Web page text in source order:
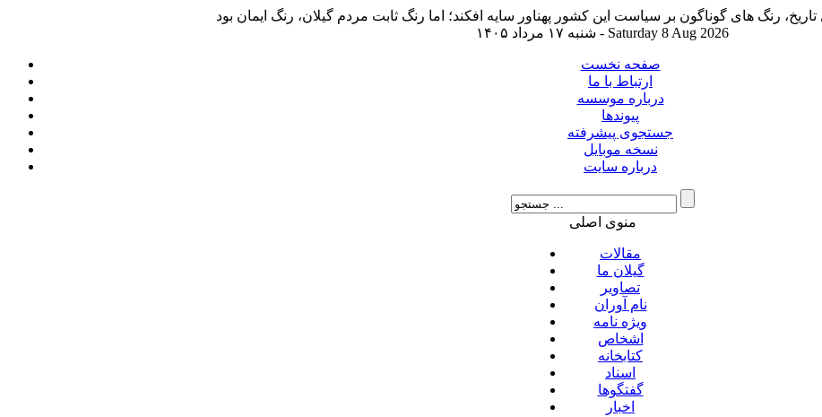
شنبه ۱۷ مرداد ۱۴۰۵ - Saturday 8 Aug 2026
صفحه نخست
ارتباط با ما
درباره موسسه
پیوندها
جستجوی پیشرفته
نسخه موبایل
درباره سایت
منوی اصلی
مقالات
گیلان ما
تصاویر
نام آوران
ویژه نامه
اشخاص
کتابخانه
اسناد
گفتگوها
اخبار